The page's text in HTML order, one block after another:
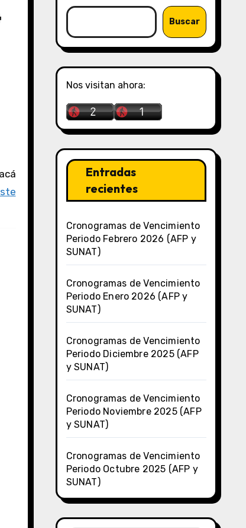
Buscar
Nos visitan ahora:
Entradas
recientes
Cronogramas de Vencimiento
Periodo Febrero 2026 (AFP y
SUNAT)
Cronogramas de Vencimiento
Periodo Enero 2026 (AFP y
SUNAT)
Cronogramas de Vencimiento
Periodo Diciembre 2025 (AFP
y SUNAT)
Cronogramas de Vencimiento
Periodo Noviembre 2025 (AFP
y SUNAT)
Cronogramas de Vencimiento
Periodo Octubre 2025 (AFP y
SUNAT)